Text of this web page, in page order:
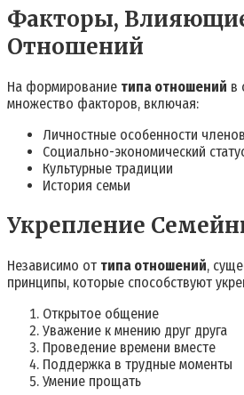
Факторы,
Отношений
На формирование типа отношений в
множество факторов, включая:
Личностные особенности
Социально-экономический
Культурные традиции
История семьи
Укрепление
Независимо от типа отношений,
принципы, которые способствуют
Открытое общение
Уважение к мнению друг друга
Проведение времени вместе
Поддержка в трудные моменты
Умение прощать